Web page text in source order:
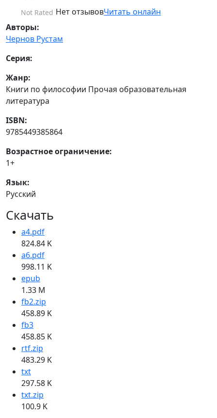
Not Rated Нет отзывовЧитать онлайн
Авторы:
Чернов Рустам
Серия:
Жанр:
Книги по философии Прочая образовательная
литература
ISBN:
9785449385864
Возрастное ограничение:
1+
Язык:
Русский
Скачать
a4.pdf
824.84 K
a6.pdf
998.11 K
epub
1.33 M
fb2.zip
458.89 K
fb3
458.85 K
rtf.zip
483.29 K
txt
297.58 K
txt.zip
100.9 K